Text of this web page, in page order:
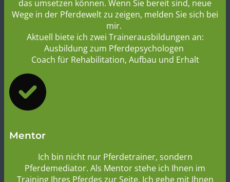
Meine Methode möchte ich weitergeben, sodass Sie
das umsetzen können. Wenn Sie bereit sind, neue
Wege in der Pferdewelt zu zeigen, melden Sie sich bei
mir.
Aktuell biete ich zwei Trainerausbildungen an:
Ausbildung zum Pferdepsychologen
Coach für Rehabilitation, Aufbau und Erhalt
Ich bin nicht nur Pferdetrainer, sondern